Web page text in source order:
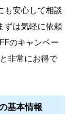
も安心して相談
ずは気軽に依頼
のキャンペー
非常にお得で
基本情報